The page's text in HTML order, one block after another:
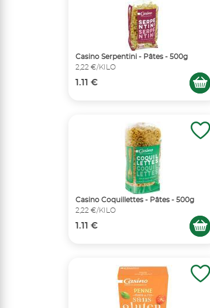
Casino Serpentini - Pâtes - 500g
2,22 €/KILO
1.11 €
Casino Coquillettes - Pâtes - 500g
2,22 €/KILO
1.11 €